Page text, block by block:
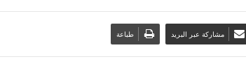
مشاركة عبر البريد طباعة